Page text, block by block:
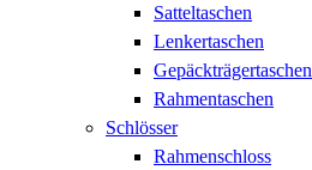
Satteltaschen
Lenkertaschen
Gepäckträgertaschen
Rahmentaschen
Schlösser
Rahmenschloss